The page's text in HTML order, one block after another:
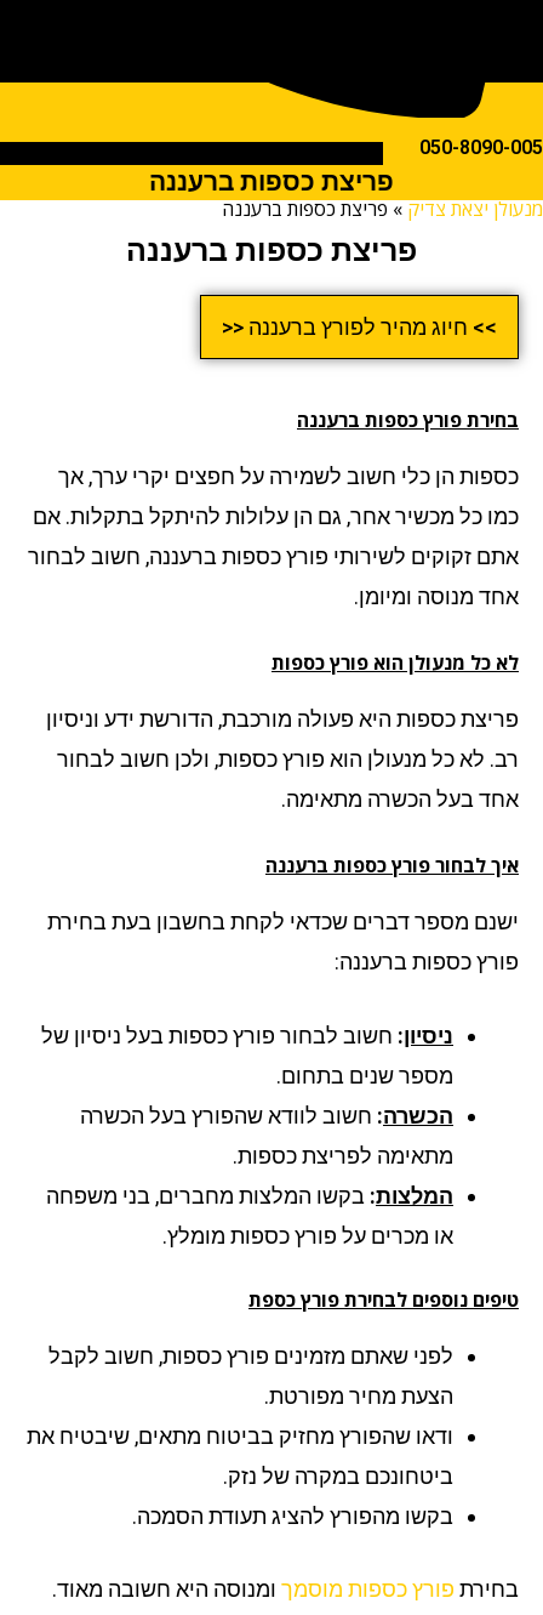
050-
פריצת כספות ברעננה
יצאת צדיק»פריצת כספות ברעננה
פריצת כספות ברעננה
>> חיוג מהיר לפורץ ברעננה <<
פורץ כספותברעננה
הן כלי חשוב לשמירה על חפצים יקרי ערך, אך
כל מכשיר אחר, גם הן עלולות להיתקל בתקלות. אם
זקוקים לשירותי פורץ כספות ברעננה, חשוב לבחור
מנוסה ומיומן.
כל מנעולן הוא פורץ כספות
כספות היא פעולה מורכבת, הדורשת ידע וניסיון
לא כל מנעולן הוא פורץ כספות, ולכן חשוב לבחור
בעל הכשרה מתאימה.
לבחור פורץ כספות ברעננה
מספר דברים שכדאי לקחת בחשבון בעת בחירת
כספות ברעננה:
ניסיון:חשוב לבחור פורץ כספות בעל ניסיון של
מספר שנים בתחום.
הכשרה:חשוב לוודא שהפורץ בעל הכשרה
מתאימה לפריצת כספות.
המלצות:בקשו המלצות מחברים, בני משפחה
או מכרים על פורץ כספות מומלץ.
נוספים לבחירת פורץ כספת
לפני שאתם מזמינים פורץ כספות, חשוב לקבל
הצעת מחיר מפורטת.
ודאו שהפורץ מחזיק בביטוח מתאים, שיבטיח את
ביטחונכם במקרה של נזק.
בקשו מהפורץ להציג תעודת הסמכה.
פורץ כספות מוסמךומנוסה היא חשובה מאוד.